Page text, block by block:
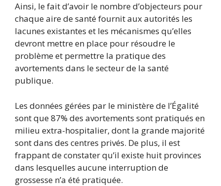
Ainsi, le fait d’avoir le nombre d’objecteurs pour
chaque aire de santé fournit aux autorités les
lacunes existantes et les mécanismes qu’elles
devront mettre en place pour résoudre le
problème et permettre la pratique des
avortements dans le secteur de la santé
publique.
Les données gérées par le ministère de l’Égalité
sont que 87% des avortements sont pratiqués en
milieu extra-hospitalier, dont la grande majorité
sont dans des centres privés. De plus, il est
frappant de constater qu’il existe huit provinces
dans lesquelles aucune interruption de
grossesse n’a été pratiquée.